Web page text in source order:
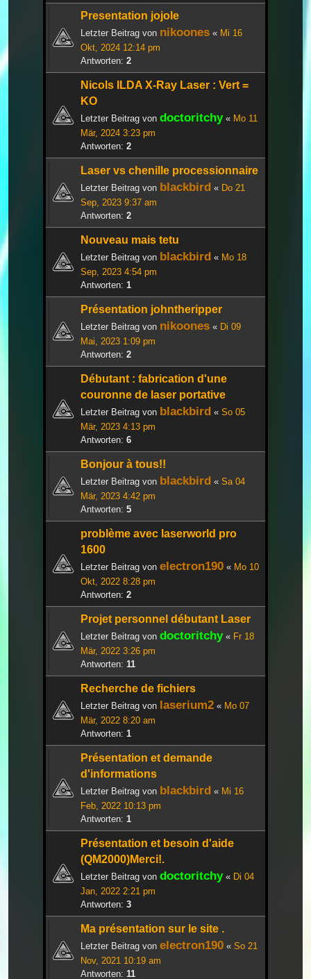
Presentation jojole
Letzter Beitrag von nikoones « Mi 16
Okt, 2024 12:14 pm
Antworten: 2
Nicols ILDA X-Ray Laser : Vert =
KO
Letzter Beitrag von doctoritchy« Mo 11
Mär, 2024 3:23 pm
Antworten: 2
Laser vs chenille processionnaire
Letzter Beitrag von blackbird « Do 21
Sep, 2023 9:37 am
Antworten: 2
Nouveau mais tetu
Letzter Beitrag von blackbird « Mo 18
Sep, 2023 4:54 pm
Antworten: 1
Présentation johntheripper
Letzter Beitrag von nikoones « Di 09
Mai, 2023 1:09 pm
Antworten: 2
Débutant : fabrication d'une
couronne de laser portative
Letzter Beitrag von blackbird « So 05
Mär, 2023 4:13 pm
Antworten: 6
Bonjour à tous!!
Letzter Beitrag von blackbird « Sa 04
Mär, 2023 4:42 pm
Antworten: 5
problème avec laserworld pro
1600
Letzter Beitrag von electron190 « Mo 10
Okt, 2022 8:28 pm
Antworten: 2
Projet personnel débutant Laser
Letzter Beitrag von doctoritchy« Fr 18
Mär, 2022 3:26 pm
Antworten: 11
Recherche de fichiers
Letzter Beitrag von laserium2 « Mo 07
Mär, 2022 8:20 am
Antworten: 1
Présentation et demande
d'informations
Letzter Beitrag von blackbird « Mi 16
Feb, 2022 10:13 pm
Antworten: 1
Présentation et besoin d'aide
(QM2000)Merci!.
Letzter Beitrag von doctoritchy« Di 04
Jan, 2022 2:21 pm
Antworten: 3
Ma présentation sur le site .
Letzter Beitrag von electron190 « So 21
Nov, 2021 10:19 am
Antworten: 11